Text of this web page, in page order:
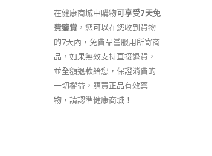
在健康商城中購物可享受7天免
費鑒賞 ，您可以在您收到貨物
的7天內，免費品嘗服用所寄商
品，如果無效支持直接退貨，
並全額退款給您，保證消費的
一切權益，購買正品有效藥
物，請認準健康商城！